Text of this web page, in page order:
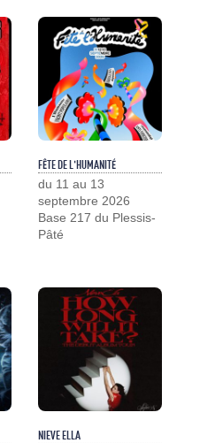
FÊTE DE L'HUMANITÉ
du 11 au 13
septembre 2026
Base 217 du Plessis-
Pâté
NIEVE ELLA